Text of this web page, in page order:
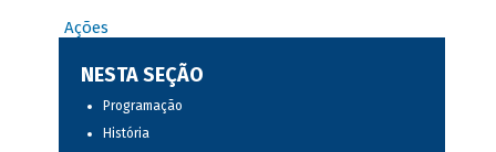
Ações
NESTA SEÇÃO
Programação
História